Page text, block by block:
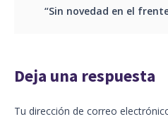
“Sin novedad en el
Deja una respuesta
Tu dirección de correo